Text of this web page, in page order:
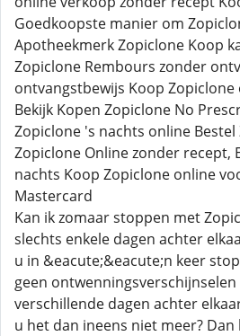
Goedkoopste manier om
Apotheekmerk Zopiclone Koop
Zopiclone Rembours zonder
ontvangstbewijs Koop
Bekijk Kopen Zopiclone No
Zopiclone 's nachts online
Zopiclone Online zonder recept,
nachts Koop Zopiclone online
Mastercard
Kan ik zomaar stoppen met
slechts enkele dagen achter
u in &eacute;&eacute;n keer
geen
verschillende dagen achter
u het dan ineens niet meer? Dan